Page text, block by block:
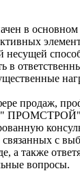
в
несущей
в
продаж,
" ПРОМСТРОЙ"
с
а также
вопросы.